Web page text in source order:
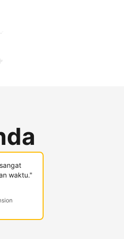
waktu."